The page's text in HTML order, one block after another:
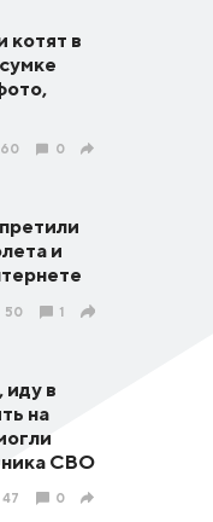
котят в
60 0
и
50 1
в
на
СВО
47 0